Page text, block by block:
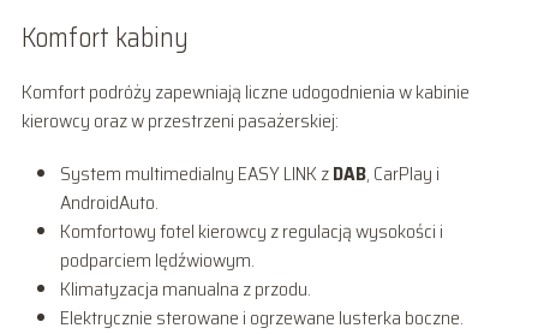
Komfort kabiny
Komfort podróży zapewniają liczne udogodnienia w kabinie
kierowcy oraz w przestrzeni pasażerskiej:
System multimedialny EASY LINK zDAB, CarPlay i
AndroidAuto.
Komfortowy fotel kierowcy z regulacją wysokości i
podparciem lędźwiowym.
Klimatyzacja manualna z przodu.
Elektrycznie sterowane i ogrzewane lusterka boczne.